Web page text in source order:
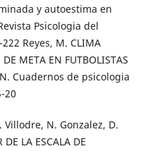
y autoestima en
Psicologia del
Reyes, M. CLIMA
META EN FUTBOLISTAS
Cuadernos de psicologia
20
Villodre, N. Gonzalez, D.
LA ESCALA DE